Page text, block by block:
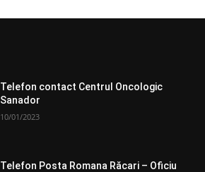
Telefon contact Centrul Oncologic
Sanador
10/01/2023
Telefon Posta Romana Răcari – Oficiu